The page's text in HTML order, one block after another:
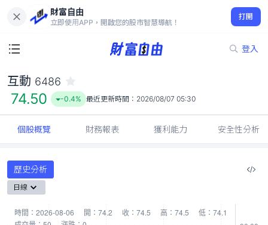
財富自由
立即使用APP，開啟您的股市智慧導航！
打開
登入
74.50
-0.4%
互動 6486
74.50 -0.4% 最近更新時間： 2026/08/07 05:30
個股概覽 財務報表 獲利能力 安全性分析
歷史分析
日線